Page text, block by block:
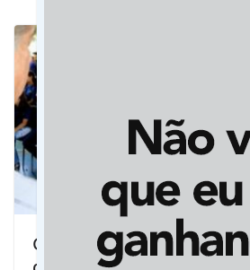
Governador acompanha